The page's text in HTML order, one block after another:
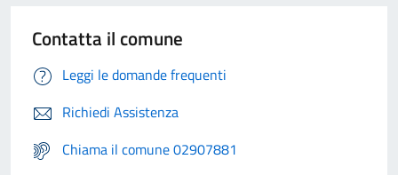
Contatta il comune
Leggi le domande frequenti
Richiedi Assistenza
Chiama il comune 02907881